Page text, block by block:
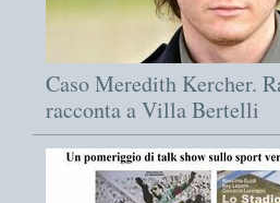
Caso Meredith Kercher.
racconta a Villa Bertelli